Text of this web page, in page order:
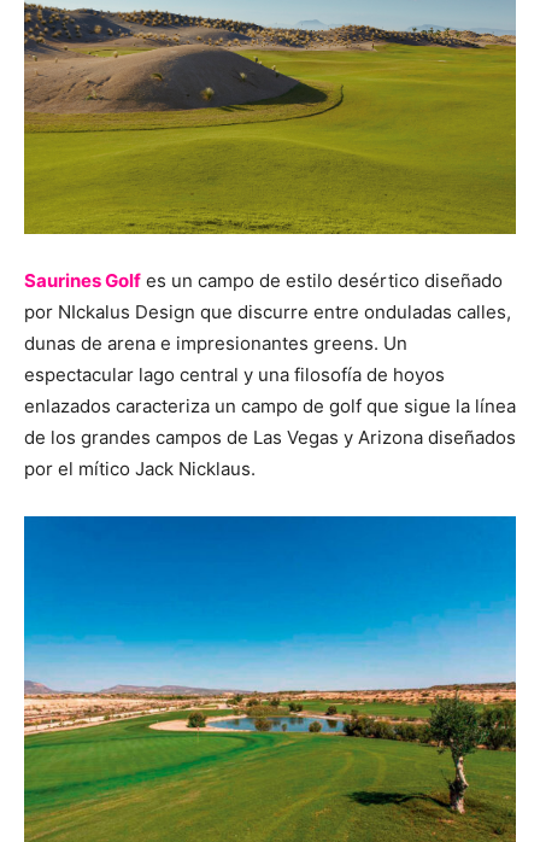
Saurines Golf es un campo de estilo desértico diseñado
por NIckalus Design que discurre entre onduladas calles,
dunas de arena e impresionantes greens. Un
espectacular lago central y una filosofía de hoyos
enlazados caracteriza un campo de golf que sigue la línea
de los grandes campos de Las Vegas y Arizona diseñados
por el mítico Jack Nicklaus.